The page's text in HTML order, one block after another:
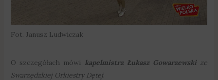
Fot. Janusz Ludwiczak
O szczegółach mówi kapelmistrz Łukasz Gowarzewskize
Swarzędzkiej Orkiestry Dętej: